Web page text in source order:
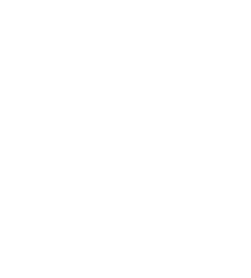
vyvlastňovacím řízení a v souvisejících
vyvlastňovacím řízení a v souvisejících